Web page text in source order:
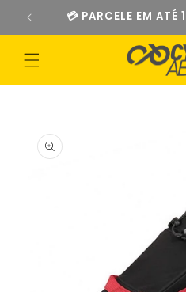
para o
conteúdo
💳 PARCELE EM ATÉ
informações
do produto